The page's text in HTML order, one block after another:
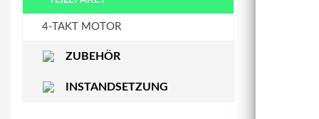
STEUERKETTENSCHIENEWASSERPUMPE
4-TAKT MOTOR
ZUBEHÖR
INSTANDSETZUNG